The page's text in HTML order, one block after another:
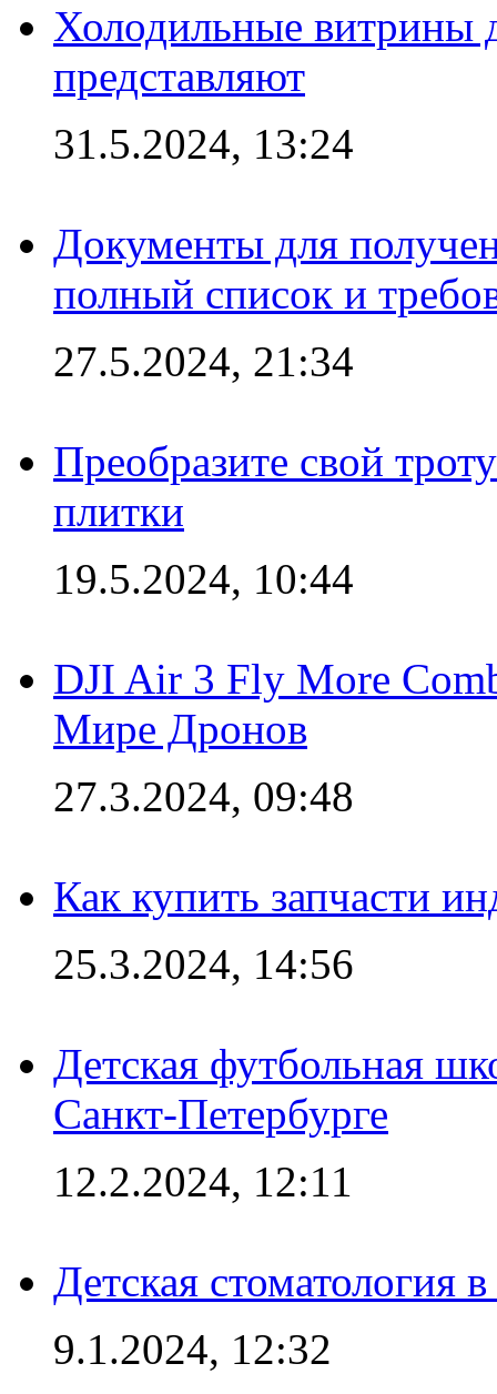
Холодильные витрины
представляют
31.5.2024, 13:24
Документы для
полный список и
27.5.2024, 21:34
Преобразите свой
плитки
19.5.2024, 10:44
DJI Air 3 Fly More
Мире Дронов
27.3.2024, 09:48
Как купить запчасти
25.3.2024, 14:56
Детская футбольная
Санкт-Петербурге
12.2.2024, 12:11
Детская стоматология
9.1.2024, 12:32